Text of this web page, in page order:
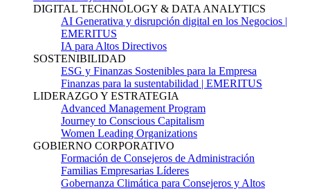
DIGITAL TECHNOLOGY & DATA ANALYTICS
AI Generativa y disrupción digital en los Negocios |
EMERITUS
IA para Altos Directivos
SOSTENIBILIDAD
ESG y Finanzas Sostenibles para la Empresa
Finanzas para la sustentabilidad | EMERITUS
LIDERAZGO Y ESTRATEGIA
Advanced Management Program
Journey to Conscious Capitalism
Women Leading Organizations
GOBIERNO CORPORATIVO
Formación de Consejeros de Administración
Familias Empresarias Líderes
Gobernanza Climática para Consejeros y Altos